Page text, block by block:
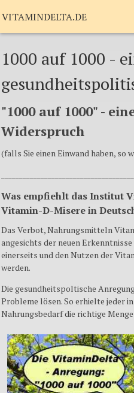
1000 auf 1000 -
"1000 auf 1000" -
Widerspruch
(falls Sie einen Einwand haben,
Was empfiehlt das Institut
Vitamin-D-Misere in
Das Verbot, Nahrungsmitteln
angesichts der neuen
einerseits und den Nutzen der
werden.
Die gesundheitspoltische
Probleme lösen. So erhielte jeder
Nahrungsbedarf die richtige
VITAMINDELTA.DE